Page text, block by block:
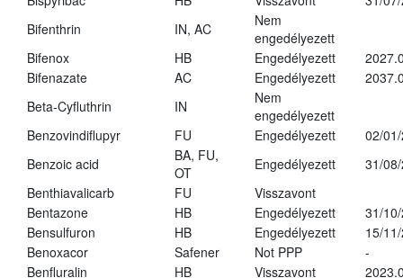
Bifenthrin
IN, AC
Nem
engedélyezett
Bifenox
HB Engedélyezett
Bifenazate
AC Engedélyezett
Beta-Cyfluthrin
IN
Nem
engedélyezett
Benzovindiflupyr
FU Engedélyezett
02/
Benzoic acid
BA, FU,
OT
Engedélyezett
31/
Benthiavalicarb
FU
Visszavont
Bentazone
HB Engedélyezett
31/
Bensulfuron
HB Engedélyezett
15/
Benoxacor
Safener Not PPP
-
Benfluralin
HB Visszavont